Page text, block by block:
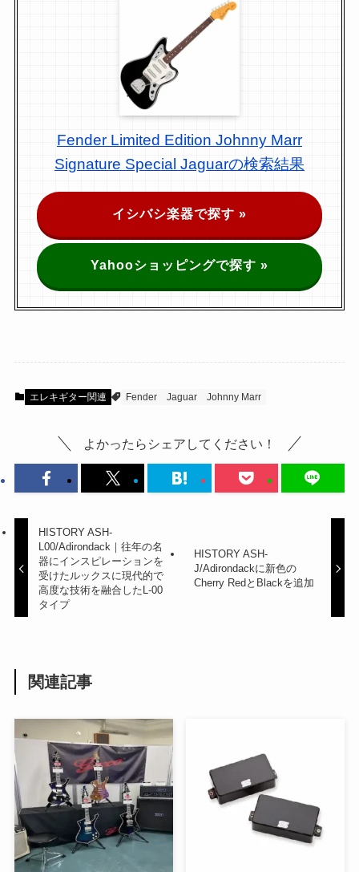
Fender Limited Edition Johnny Marr
Signature Special Jaguarの検索結果
イシバシ楽器で探す »
Yahooショッピングで探す »
エレキギター関連 Fender Jaguar Johnny Marr
よかったらシェアしてください！
HISTORY ASH-
L00/Adirondack｜往年の名
器にインスピレーションを
受けたルックスに現代的で
高度な技術を融合したL-00
タイプ
HISTORY ASH-
J/Adirondackに新色の
Cherry RedとBlackを追加
関連記事